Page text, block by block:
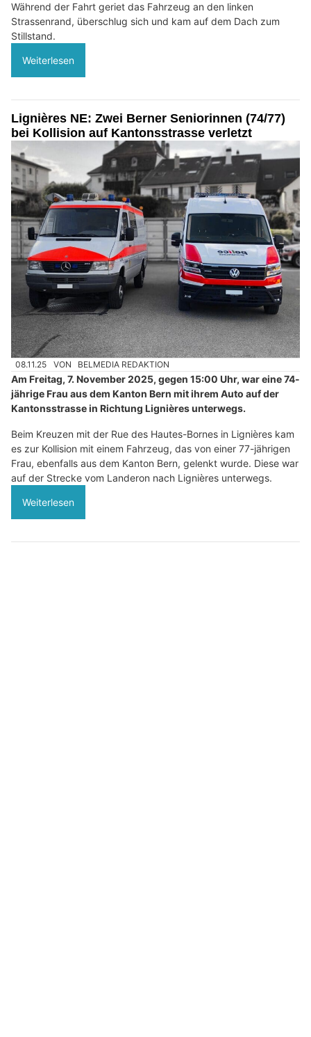
Während der Fahrt geriet das Fahrzeug an den linken
Strassenrand, überschlug sich und kam auf dem Dach zum
Stillstand.
Weiterlesen
Lignières NE: Zwei Berner Seniorinnen (74/77)
bei Kollision auf Kantonsstrasse verletzt
08.11.25 VON BELMEDIA REDAKTION
Am Freitag, 7. November 2025, gegen 15:00 Uhr, war eine 74-
jährige Frau aus dem Kanton Bern mit ihrem Auto auf der
Kantonsstrasse in Richtung Lignières unterwegs.
Beim Kreuzen mit der Rue des Hautes-Bornes in Lignières kam
es zur Kollision mit einem Fahrzeug, das von einer 77-jährigen
Frau, ebenfalls aus dem Kanton Bern, gelenkt wurde. Diese war
auf der Strecke vom Landeron nach Lignières unterwegs.
Weiterlesen